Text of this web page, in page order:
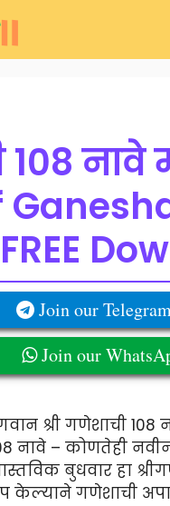
नावे
Join our
Join our
श्री गणेशाची 108
नावे – कोणतेही
बुधवार हा
केल्याने गणेशाची